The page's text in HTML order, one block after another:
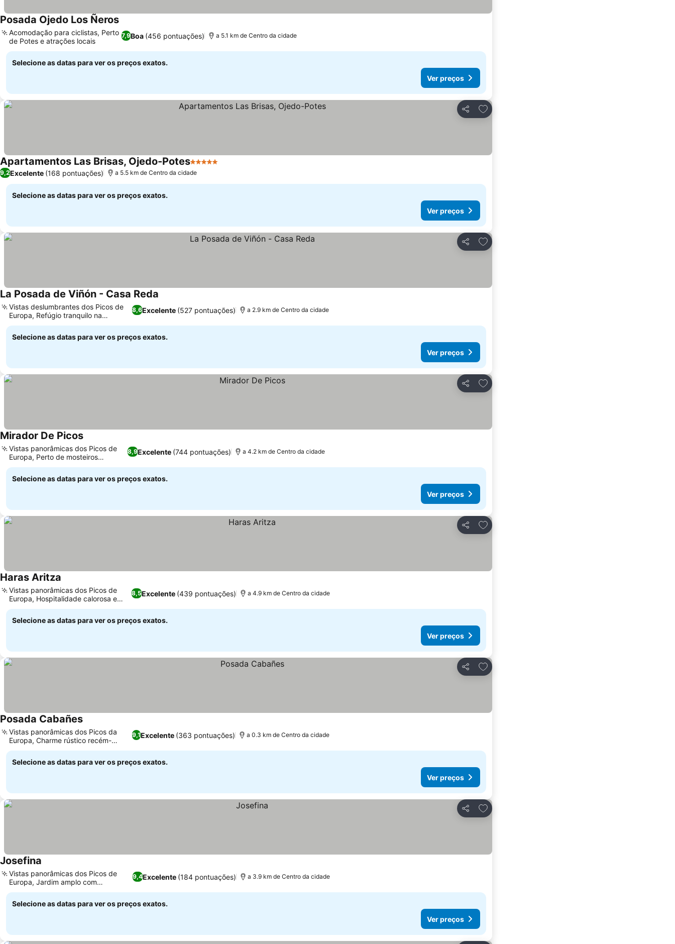
Posada Ojedo Los Ñeros
7,9Boa (456 pontuações)
Acomodação para ciclistas, Perto
de Potes e atrações locais
a 5.1 km de Centro da cidade
Selecione as datas para ver os preços exatos.
Ver preços
Partilhar
Adicionar aos favoritos
Apartamentos Las Brisas, Ojedo-Potes5 Estrelas
9,2Excelente (168 pontuações) a 5.5 km de Centro da cidade
Selecione as datas para ver os preços exatos.
Ver preços
Partilhar
Adicionar aos favoritos
La Posada de Viñón - Casa Reda
8,6Excelente (527 pontuações)
Vistas deslumbrantes dos Picos de
Europa, Refúgio tranquilo na
montanha
a 2.9 km de Centro da cidade
Selecione as datas para ver os preços exatos.
Ver preços
Partilhar
Adicionar aos favoritos
Mirador De Picos
8,9Excelente (744 pontuações)
Vistas panorâmicas dos Picos de
Europa, Perto de mosteiros
históricos
a 4.2 km de Centro da cidade
Selecione as datas para ver os preços exatos.
Ver preços
Partilhar
Adicionar aos favoritos
Haras Aritza
8,5Excelente (439 pontuações)
Vistas panorâmicas dos Picos de
Europa, Hospitalidade calorosa e
familiar
a 4.9 km de Centro da cidade
Selecione as datas para ver os preços exatos.
Ver preços
Partilhar
Adicionar aos favoritos
Posada Cabañes
9,1Excelente (363 pontuações)
Vistas panorâmicas dos Picos da
Europa, Charme rústico recém-
renovado
a 0.3 km de Centro da cidade
Selecione as datas para ver os preços exatos.
Ver preços
Partilhar
Adicionar aos favoritos
Josefina
9,4Excelente (184 pontuações)
Vistas panorâmicas dos Picos de
Europa, Jardim amplo com
churrasqueira
a 3.9 km de Centro da cidade
Selecione as datas para ver os preços exatos.
Ver preços